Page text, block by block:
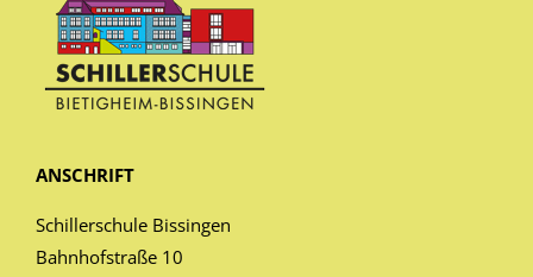
ANSCHRIFT
Schillerschule Bissingen
Bahnhofstraße 10